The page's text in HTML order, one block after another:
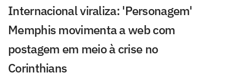
Internacional viraliza: 'Personagem'
Memphis movimenta a web com
postagem em meio à crise no
Corinthians